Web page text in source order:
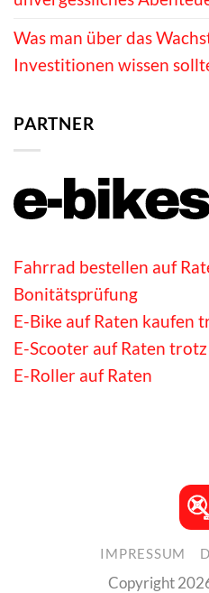
Was man über das
Investitionen wissen
PARTNER
Fahrrad bestellen auf
Bonitätsprüfung
E-Bike auf Raten kaufen
E-Scooter auf Raten
E-Roller auf Raten
IMPRESSUM
Copyright